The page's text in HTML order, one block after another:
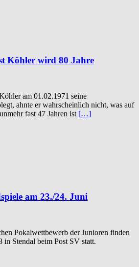
Köhler wird 80 Jahre
am 01.02.1971 seine
ahnte er wahrscheinlich nicht, was auf
fast 47 Jahren ist […]
am 23./24. Juni
Pokalwettbewerb der Junioren finden
in Stendal beim Post SV statt.